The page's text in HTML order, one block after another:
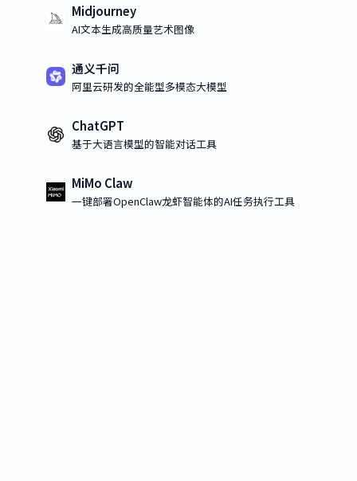
Midjourney
AI文本生成高质量艺术图像
通义千问
阿里云研发的全能型多模态大模型
ChatGPT
基于大语言模型的智能对话工具
MiMo Claw
一键部署OpenClaw龙虾智能体的AI任务执行工具